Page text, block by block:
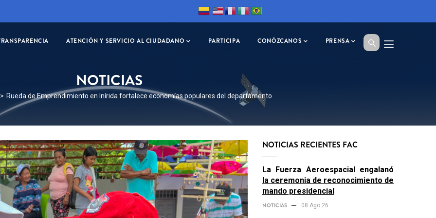
ATENCIÓN Y SERVICIO AL CIUDADANO PARTICIPA CONÓZCANOS PRENSA
NOTICIAS
Rueda de Emprendimiento en Inírida fortalece economías populares del departamento
NOTICIAS RECIENTES FAC
La Fuerza Aeroespacial engalanó
la ceremonia de reconocimiento de
mando presidencial
NOTICIAS 08 Ago 26